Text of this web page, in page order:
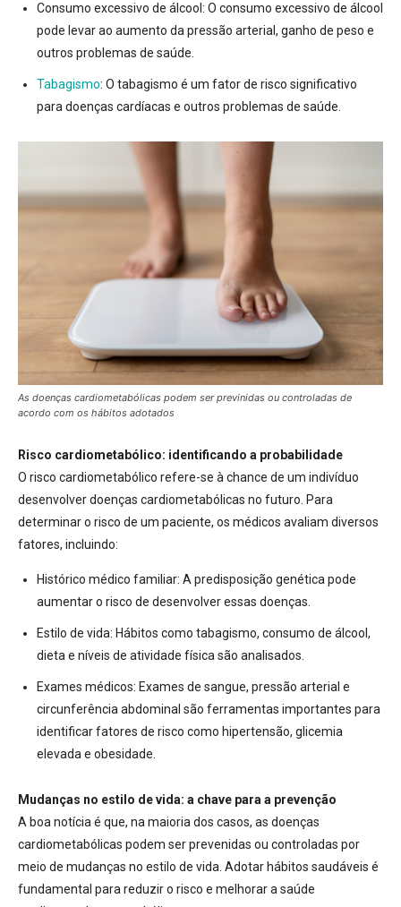
Consumo excessivo de álcool: O consumo excessivo de álcool
pode levar ao aumento da pressão arterial, ganho de peso e
outros problemas de saúde.
Tabagismo: O tabagismo é um fator de risco significativo
para doenças cardíacas e outros problemas de saúde.
As doenças cardiometabólicas podem ser previnidas ou controladas de
acordo com os hábitos adotados
Risco cardiometabólico: identificando a probabilidade
O risco cardiometabólico refere-se à chance de um indivíduo
desenvolver doenças cardiometabólicas no futuro. Para
determinar o risco de um paciente, os médicos avaliam diversos
fatores, incluindo:
Histórico médico familiar: A predisposição genética pode
aumentar o risco de desenvolver essas doenças.
Estilo de vida: Hábitos como tabagismo, consumo de álcool,
dieta e níveis de atividade física são analisados.
Exames médicos: Exames de sangue, pressão arterial e
circunferência abdominal são ferramentas importantes para
identificar fatores de risco como hipertensão, glicemia
elevada e obesidade.
Mudanças no estilo de vida: a chave para a prevenção
A boa notícia é que, na maioria dos casos, as doenças
cardiometabólicas podem ser prevenidas ou controladas por
meio de mudanças no estilo de vida. Adotar hábitos saudáveis é
fundamental para reduzir o risco e melhorar a saúde